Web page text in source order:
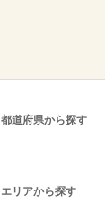
都道府県から探す
エリアから探す